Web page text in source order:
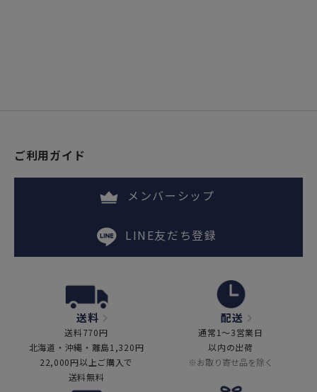
ご利用ガイド
メンバーシップ
LINE友だち登録
送料
送料770円
北海道・沖縄・離島1,320円
22,000円以上ご購入で
送料無料
配送
通常1～3営業日
以内の出荷
※お取り寄せ品を除く